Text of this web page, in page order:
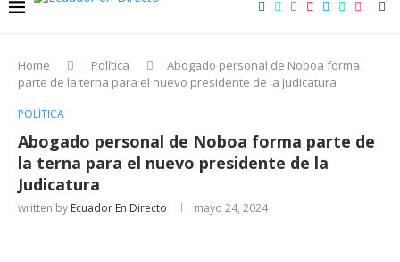
Home Política
Abogado personal de Noboa forma
parte de la terna para el nuevo presidente de la Judicatura
POLÍTICA
Abogado personal de Noboa forma parte de
la terna para el nuevo presidente de la
Judicatura
written by Ecuador En Directo mayo 24, 2024